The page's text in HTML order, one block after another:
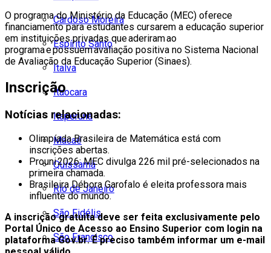
Cardoso Moreira
Espírito Santo
Italva
Itaocara
Itaperuna
Macaé
Quissamã
Rio de Janeiro
São Fidélis
São Francisco
O programa do Ministério da Educação (MEC) oferece
financiamento para estudantes cursarem a educação superior
em instituições privadas que aderiram ao
programa e possuem avaliação positiva no Sistema Nacional
de Avaliação da Educação Superior (Sinaes).
Inscrição
Notícias relacionadas:
Olimpíada Brasileira de Matemática está com
inscrições abertas.
Prouni 2026: MEC divulga 226 mil pré-selecionados na
primeira chamada.
Brasileira Débora Garofalo é eleita professora mais
influente do mundo.
A inscrição gratuita deve ser feita exclusivamente pelo
Portal Único de Acesso ao Ensino Superior com login na
plataforma Gov.br. É preciso também informar um e-mail